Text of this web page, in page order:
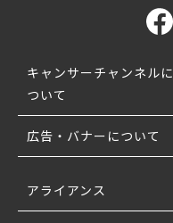
キャンサーチャンネルに
ついて
広告・バナーについて
アライアンス